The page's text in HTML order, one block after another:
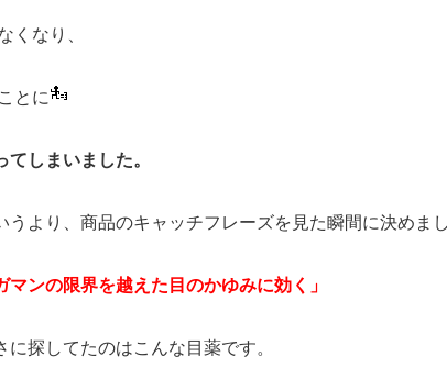
くなり、
とに
てしまいました。
うより、商品のキャッチフレーズを見た瞬間に決めま
マンの限界を越えた目のかゆみに効く」
に探してたのはこんな目薬です。